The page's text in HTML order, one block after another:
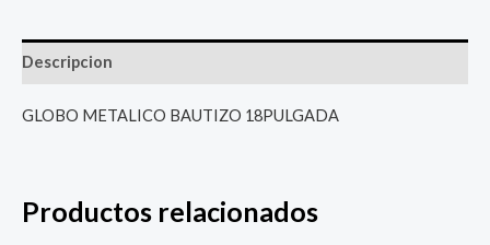
Descripcion
GLOBO METALICO BAUTIZO 18PULGADA
Productos relacionados